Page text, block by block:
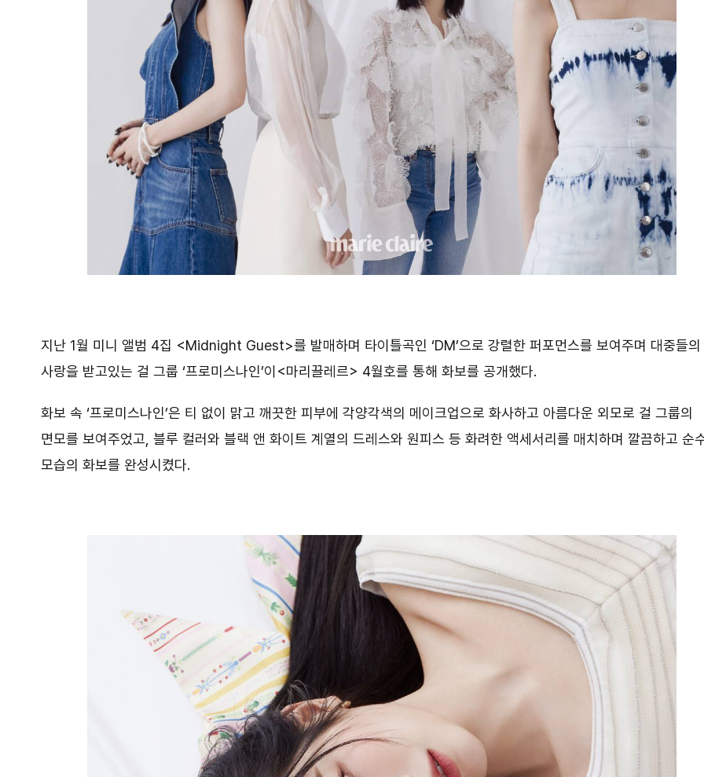
지난 1월 미니 앨범 4집 <Midnight Guest>를 발매하며 타이틀곡인 ‘DM’으로 강렬한 퍼포먼스를 보여주며 대중들의
사랑을 받고있는 걸 그룹 ‘프로미스나인’이<마리끌레르> 4월호를 통해 화보를 공개했다.
화보 속 ‘프로미스나인’은 티 없이 맑고 깨끗한 피부에 각양각색의 메이크업으로 화사하고 아름다운 외모로 걸 그룹의
면모를 보여주었고, 블루 컬러와 블랙 앤 화이트 계열의 드레스와 원피스 등 화려한 액세서리를 매치하며 깔끔하고 순
모습의 화보를 완성시켰다.